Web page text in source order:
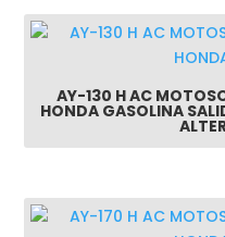
AY-130 H AC
HONDA GASOLINA